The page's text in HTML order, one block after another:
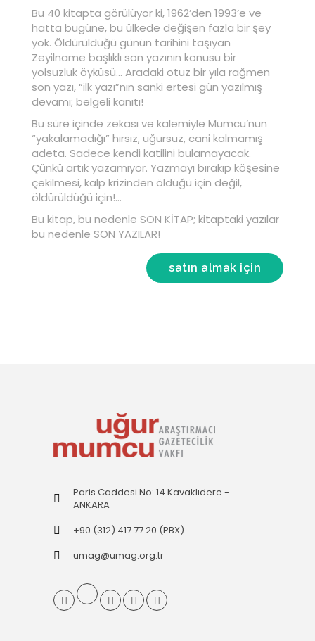
Bu 40 kitapta görülüyor ki, 1962’den 1993’e ve
hatta bugüne, bu ülkede değişen fazla bir şey
yok. Öldürüldüğü günün tarihini taşıyan
Zeyilname başlıklı son yazının konusu bir
yolsuzluk öyküsü… Aradaki otuz bir yıla rağmen
son yazı, “ilk yazı”nın sanki ertesi gün yazılmış
devamı; belgeli kanıtı!
Bu süre içinde zekası ve kalemiyle Mumcu’nun
“yakalamadığı” hırsız, uğursuz, cani kalmamış
adeta. Sadece kendi katilini bulamayacak.
Çünkü artık yazamıyor. Yazmayı bırakıp köşesine
çekilmesi, kalp krizinden öldüğü için değil,
öldürüldüğü için!...
Bu kitap, bu nedenle SON KİTAP; kitaptaki yazılar
bu nedenle SON YAZILAR!
satın almak için
Paris Caddesi No: 14 Kavaklıdere -
ANKARA
+90 (312) 417 77 20 (PBX)
umag@umag.org.tr